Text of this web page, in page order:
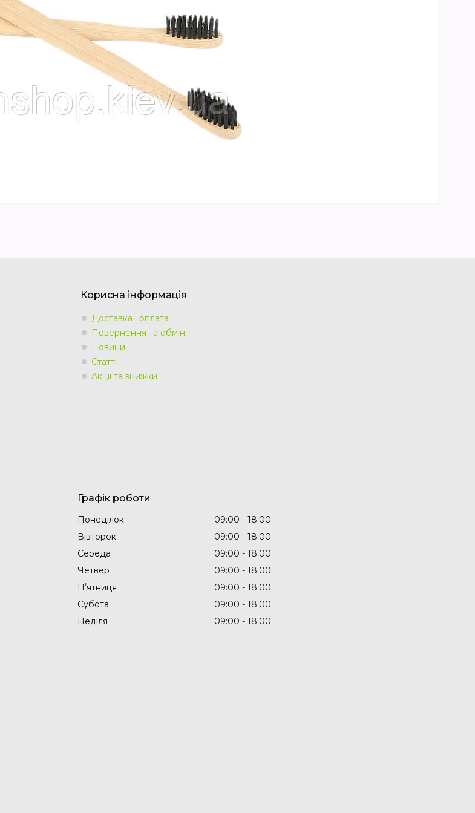
Корисна інформація
Доставка і оплата
Повернення та обмін
Новини
Статті
Акції та знижки
Графік роботи
Понеділок 09:00
18:00
Вівторок
09:00
18:00
Середа
09:00
18:00
Четвер
09:00
18:00
Пʼятниця
09:00
18:00
Субота
09:00
18:00
Неділя
09:00 18:00